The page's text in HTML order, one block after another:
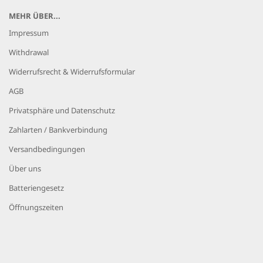
MEHR ÜBER...
Impressum
Withdrawal
Widerrufsrecht & Widerrufsformular
AGB
Privatsphäre und Datenschutz
Zahlarten / Bankverbindung
Versandbedingungen
Über uns
Batteriengesetz
Öffnungszeiten